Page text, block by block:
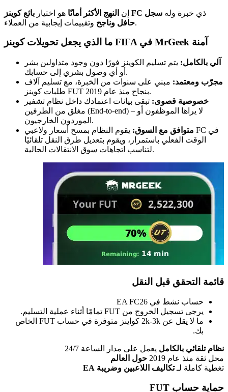
إن النهج الأكثر أمانًا هو اختيار بائع كوينز FC ذي خبرة وله سجل
حافل وناجحوتقييمات إيجابية من العملاء.
ما الذي يجعل تحويلات كوينز FIFA في MrGeek آمنة
آلي بالكامل: يتم تسليم الكوينز فورًا دون وجود متداولين بشر
أو أي وصول بشري إلى حسابك.
مجرّب ومعتمد: مبني على سنوات من الخبرة، مع تسليم آلاف
طلبات كوينز FUT بنجاح منذ عام 2019.
خصوصية قصوى: تبقى بيانات اعتمادك داخل نظام تشفير
مغلق من الطرفين (End-to-end) – لا يراها الموظفون أو
الموردون الخارجيون.
متوافق مع السوق: يقوم النظام بمسح أسعار ولاعبي FC في
الوقت الفعلي باستمرار، ويقوم بتعديل طرق النقل تلقائيًا
لتناسب اتجاهات سوق الانتقالات الحالية.
قائمة التحقق قبل النقل
حساب نشط في EA FC26
يرجى تسجيل الخروج من FUT تمامًا أثناء عملية التسليم.
ما لا يقل عن 2k-3k كواينز متوفرة في حساب FUT الخاص
بك.
نظام تلقائي بالكامل يعمل على مدار الساعة 24/7
محل ثقة منذ عام 2019
حول العالم
تغطية كاملة لـتكاليف اللاعبين وضريبة EA
حماية حساب FUT